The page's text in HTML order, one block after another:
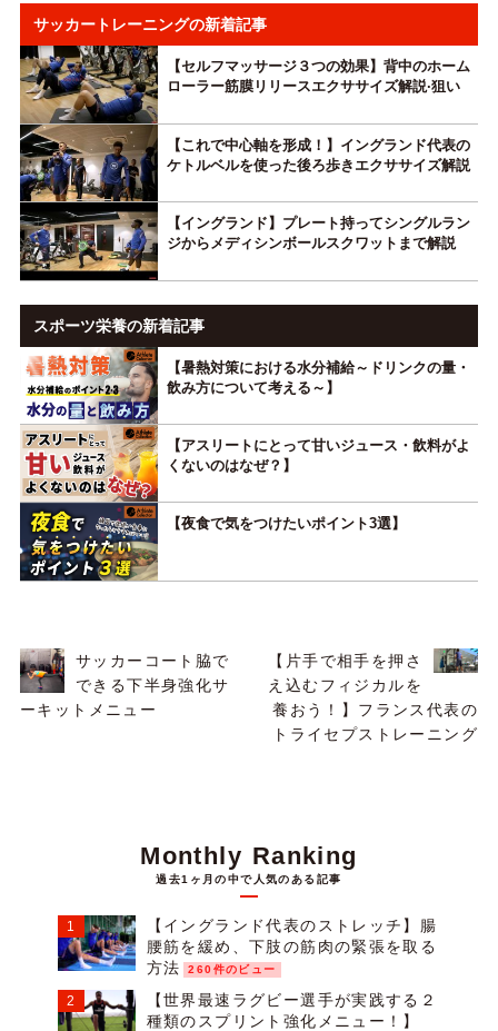
サッカートレーニングの新着記事
【セルフマッサージ３つの効果】背中のホーム
ローラー筋膜リリースエクササイズ解説·狙い
【これで中心軸を形成！】イングランド代表の
ケトルベルを使った後ろ歩きエクササイズ解説
【イングランド】プレート持ってシングルラン
ジからメディシンボールスクワットまで解説
スポーツ栄養の新着記事
【暑熱対策における水分補給～ドリンクの量・
飲み方について考える～】
【アスリートにとって甘いジュース・飲料がよ
くないのはなぜ？】
【夜食で気をつけたいポイント3選】
サッカーコート脇で
できる下半身強化サ
ーキットメニュー
【片手で相手を押さ
え込むフィジカルを
養おう！】フランス代表の
トライセプストレーニング
Monthly Ranking
過去1ヶ月の中で人気のある記事
【イングランド代表のストレッチ】腸
腰筋を緩め、下肢の筋肉の緊張を取る
方法
260件のビュー
【世界最速ラグビー選手が実践する２
種類のスプリント強化メニュー！】